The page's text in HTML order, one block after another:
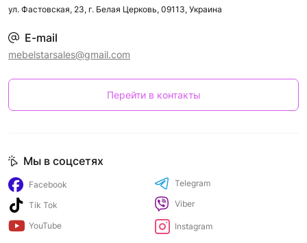
ул. Фастовская, 23, г. Белая Церковь, 09113, Украина
E-mail
mebelstarsales@gmail.com
Перейти в контакты
Мы в соцсетях
Facebook
Tik Tok
YouTube
Telegram
Viber
Instagram